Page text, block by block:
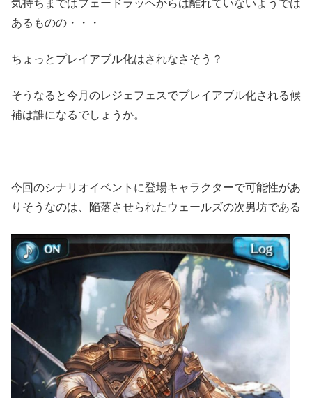
気持ちまではフェードラッヘからは離れていないようでは
あるものの・・・
ちょっとプレイアブル化はされなさそう？
そうなると今月のレジェフェスでプレイアブル化される候
補は誰になるでしょうか。
今回のシナリオイベントに登場キャラクターで可能性があ
りそうなのは、陥落させられたウェールズの次男坊である